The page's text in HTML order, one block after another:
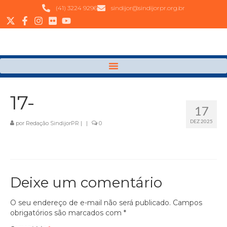
(41) 3224 9296 sindijor@sindijorpr.org.br
17
DEZ 2025
17-
por Redação SindijorPR | | 0
Deixe um comentário
O seu endereço de e-mail não será publicado. Campos
obrigatórios são marcados com *